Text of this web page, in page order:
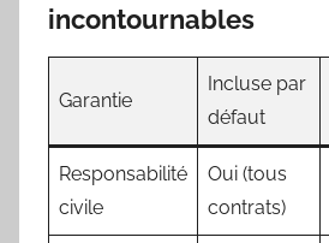
incontournables
Garantie
Incluse par
défaut
Responsabilité
civile
Oui (tous
contrats)